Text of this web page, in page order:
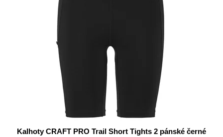
Kalhoty CRAFT PRO Trail Short Tights 2 pánské černé